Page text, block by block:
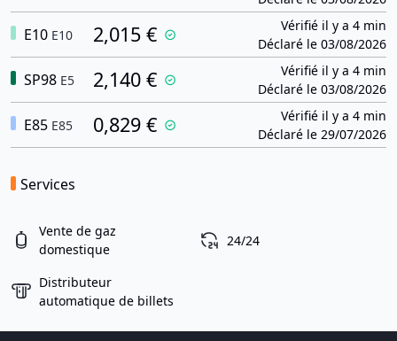
E10 E10 2,015 €
Vérifié il y a 4 min
Déclaré le 03/08/2026
SP98 E5 2,140 €
Vérifié il y a 4 min
Déclaré le 03/08/2026
E85 E85 0,829 €
Vérifié il y a 4 min
Déclaré le 29/07/2026
Services
Vente de gaz
domestique
24/24
Distributeur
automatique de billets